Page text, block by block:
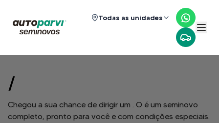
Todas as unidades
/
Chegou a sua chance de dirigir um . O é um seminovo
completo, pronto para você e com condições especiais.